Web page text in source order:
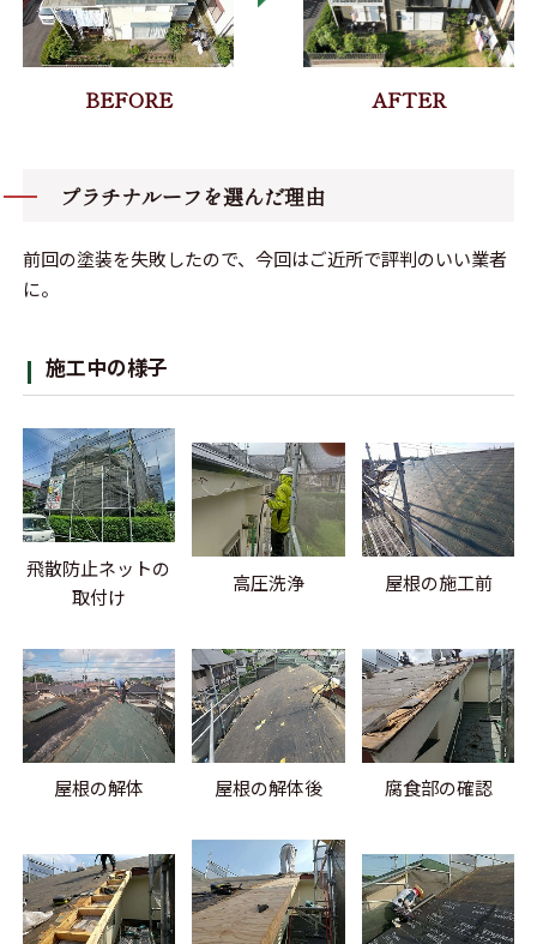
プラチナルーフを選んだ理由
前回の塗装を失敗したので、今回はご近所で評判のいい業者
に。
施工中の様子
飛散防止ネットの
取付け
高圧洗浄 屋根の施工前
屋根の解体 屋根の解体後 腐食部の確認